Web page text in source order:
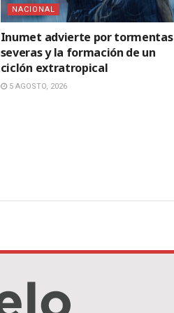
NACIONAL
Inumet advierte por tormentas
severas y la formación de un
ciclón extratropical
5 AGOSTO, 2026